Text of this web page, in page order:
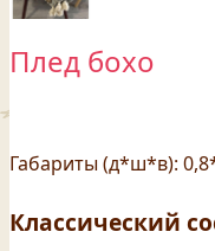
Плед бохо
Габариты (д*ш*в):
Классический